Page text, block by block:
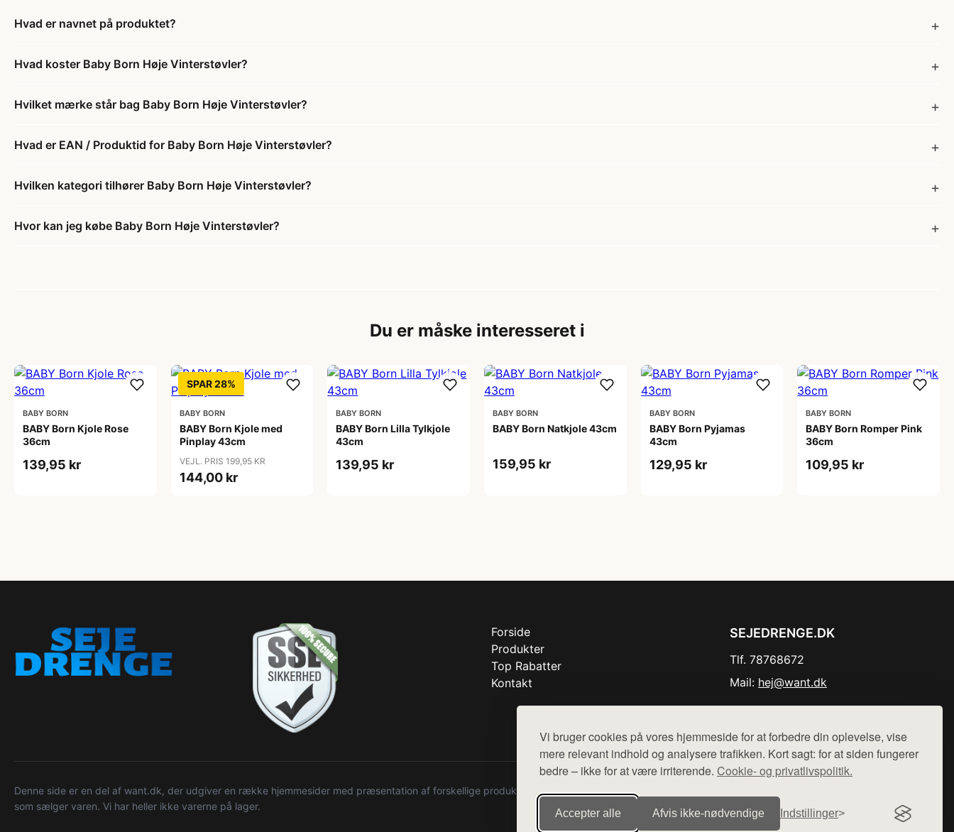
Vi bruger cookies på vores hjemmeside for at forbedre din oplevelse, vise
mere relevant indhold og analysere trafikken. Kort sagt: for at siden fungerer
bedre – ikke for at være irriterende. Cookie- og privatlivspolitik.
Accepter alle Afvis ikke‑nødvendige Indstillinger
Hvad er navnet på produktet?
Hvad koster Baby Born Høje Vinterstøvler?
Hvilket mærke står bag Baby Born Høje Vinterstøvler?
Hvad er EAN / Produktid for Baby Born Høje Vinterstøvler?
Hvilken kategori tilhører Baby Born Høje Vinterstøvler?
Hvor kan jeg købe Baby Born Høje Vinterstøvler?
Du er måske interesseret i
BABY BORN
BABY Born Kjole Rose
36cm
139,95 kr
SPAR 28%
BABY BORN
BABY Born Kjole med
Pinplay 43cm
VEJL. PRIS 199,95 KR
144,00 kr
BABY BORN
BABY Born Lilla Tylkjole
43cm
139,95 kr
BABY BORN
BABY Born Natkjole 43cm
159,95 kr
BABY BORN
BABY Born Pyjamas
43cm
129,95 kr
BABY BORN
BABY Born Romper Pink
36cm
109,95 kr
Forside
Produkter
Top Rabatter
Kontakt
SEJEDRENGE.DK
Tlf. 78768672
Mail: hej@want.dk
Denne side er en del af want.dk, der udgiver en række hjemmesider med præsentation af forskellige produkter fra diverse webshops. Der sælges ikke varer fra denne side - vi henviser til de shops,
som sælger varen. Vi har heller ikke varerne på lager.